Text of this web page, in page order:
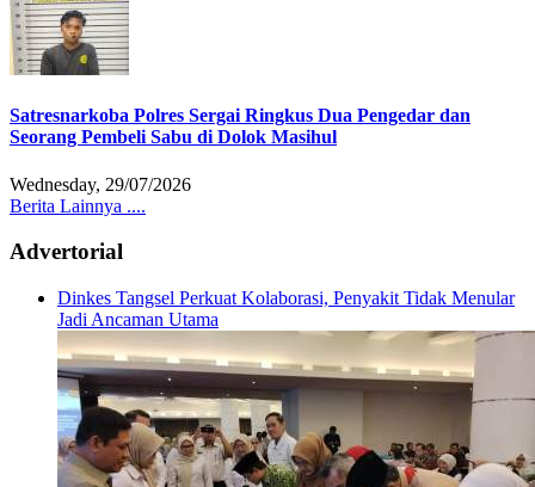
Satresnarkoba Polres Sergai Ringkus Dua Pengedar dan
Seorang Pembeli Sabu di Dolok Masihul
Wednesday, 29/07/2026
Berita Lainnya ....
Advertorial
Dinkes Tangsel Perkuat Kolaborasi, Penyakit Tidak Menular
Jadi Ancaman Utama